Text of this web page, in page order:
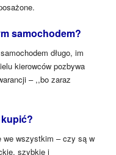
samochodem?
długo, im
kierowców pozbywa
– ,,bo zaraz
we wszystkim – czy są w
szybkie i